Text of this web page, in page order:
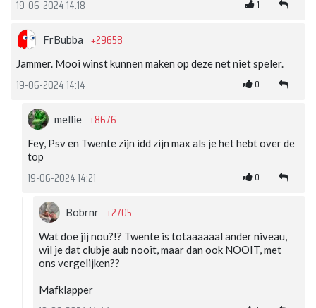
19-06-2024 14:18 1
FrBubba +29658
Jammer. Mooi winst kunnen maken op deze net niet speler.
19-06-2024 14:14 0
mellie +8676
Fey, Psv en Twente zijn idd zijn max als je het hebt over de
top
19-06-2024 14:21 0
Bobrnr +2705
Wat doe jij nou?!? Twente is totaaaaaal ander niveau,
wil je dat clubje aub nooit, maar dan ook NOOIT, met
ons vergelijken??
Mafklapper